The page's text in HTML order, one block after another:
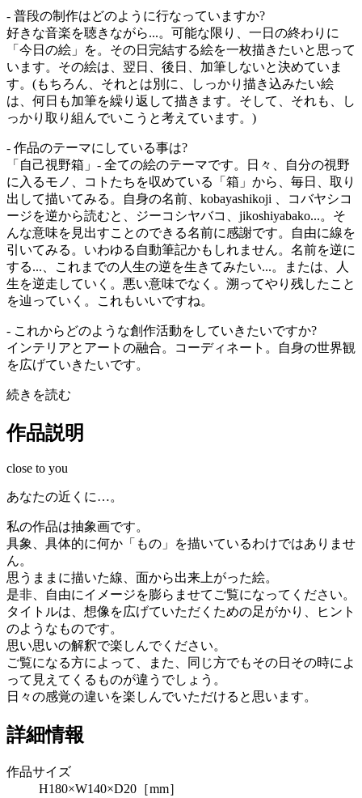
- 普段の制作はどのように行なっていますか?
好きな音楽を聴きながら...。可能な限り、一日の終わりに
「今日の絵」を。その日完結する絵を一枚描きたいと思って
います。その絵は、翌日、後日、加筆しないと決めていま
す。(もちろん、それとは別に、しっかり描き込みたい絵
は、何日も加筆を繰り返して描きます。そして、それも、し
っかり取り組んでいこうと考えています。)
- 作品のテーマにしている事は?
「自己視野箱」- 全ての絵のテーマです。日々、自分の視野
に入るモノ、コトたちを収めている「箱」から、毎日、取り
出して描いてみる。自身の名前、kobayashikoji 、コバヤシコ
ージを逆から読むと、ジーコシヤバコ、jikoshiyabako...。そ
んな意味を見出すことのできる名前に感謝です。自由に線を
引いてみる。いわゆる自動筆記かもしれません。名前を逆に
する...、これまでの人生の逆を生きてみたい...。または、人
生を逆走していく。悪い意味でなく。溯ってやり残したこと
を辿っていく。これもいいですね。
- これからどのような創作活動をしていきたいですか?
インテリアとアートの融合。コーディネート。自身の世界観
を広げていきたいです。
続きを読む
作品説明
close to you
あなたの近くに…。
私の作品は抽象画です。
具象、具体的に何か「もの」を描いているわけではありませ
ん。
思うままに描いた線、面から出来上がった絵。
是非、自由にイメージを膨らませてご覧になってください。
タイトルは、想像を広げていただくための足がかり、ヒント
のようなものです。
思い思いの解釈で楽しんでください。
ご覧になる方によって、また、同じ方でもその日その時によ
って見えてくるものが違うでしょう。
日々の感覚の違いを楽しんでいただけると思います。
詳細情報
作品サイズ
H180×W140×D20［mm］